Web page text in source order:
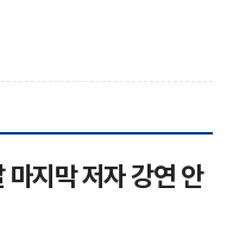
지막 저자 강연 안